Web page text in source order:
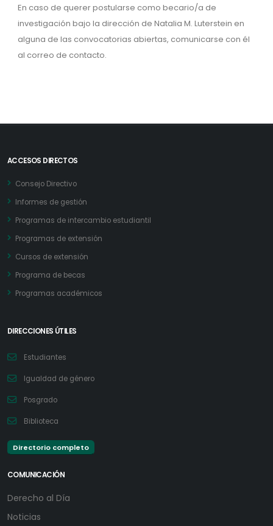
En caso de querer postularse como becario/a de
investigación bajo la dirección de Natalia M. Luterstein en
alguna de las convocatorias abiertas, comunicarse con él
al correo de contacto.
ACCESOS DIRECTOS
Consejo Directivo
Informes de gestión
Programas de intercambio estudiantil
Programas de extensión
Cursos de extensión
Programa de becas
Programas académicos
DIRECCIONES ÚTILES
Estudiantes
Igualdad de género
Posgrado
Biblioteca
Directorio completo
COMUNICACIÓN
Derecho al Día
Noticias